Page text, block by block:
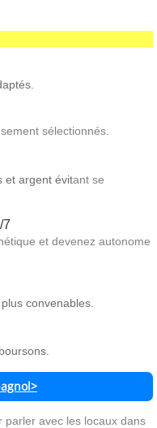
sélectionnés
et argent évitant se
7
et devenez autonome
convenables.
parler avec les locaux dans